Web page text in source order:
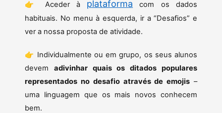
👉 Aceder à plataforma com os dados
habituais. No menu à esquerda, ir a “Desafios” e
ver a nossa proposta de atividade.
👉 Individualmente ou em grupo, os seus alunos
devem adivinhar quais os ditados populares
representados no desafio através de emojis –
uma linguagem que os mais novos conhecem
bem.